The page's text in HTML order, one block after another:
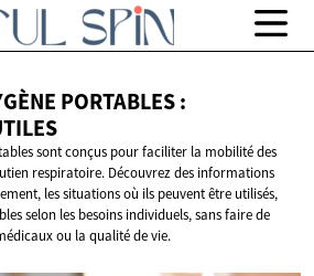
PORTABLES :
sont conçus pour faciliter la mobilité des
respiratoire. Découvrez des informations
les situations où ils peuvent être utilisés,
selon les besoins individuels, sans faire de
ou la qualité de vie.